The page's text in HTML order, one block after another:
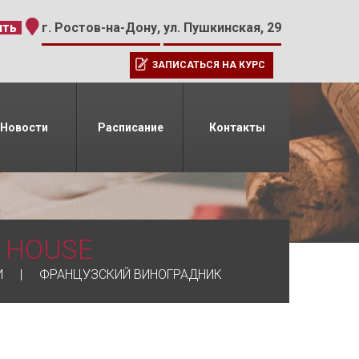
г. Ростов-на-Дону, ул. Пушкинская, 29
ЗАПИСАТЬСЯ НА КУРС
Новости Расписание Контакты
ФРАНЦУЗСКИЙ ВИНОГРАДНИК